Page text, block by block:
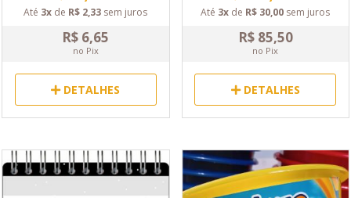
Até 3x de R$ 2,33 sem juros
R$ 6,65
no Pix
DETALHES
Até 3x de R$ 30,00 sem juros
R$ 85,50
no Pix
DETALHES